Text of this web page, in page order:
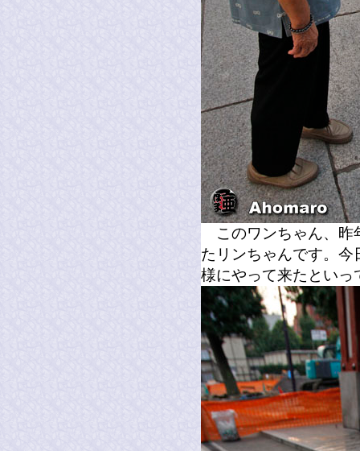
このワンちゃん、昨
たリンちゃんです。
様にやって来たといっ